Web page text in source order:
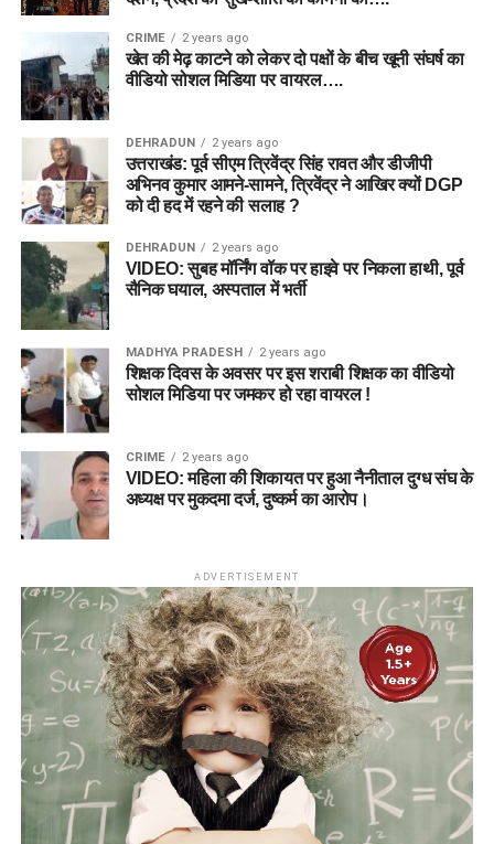
CRIME 2 years ago
खेत की मेढ़ काटने को लेकर दो पक्षों के बीच खूनी संघर्ष का
वीडियो सोशल मिडिया पर वायरल….
DEHRADUN 2 years ago
उत्तराखंड: पूर्व सीएम त्रिवेंद्र सिंह रावत और डीजीपी
अभिनव कुमार आमने-सामने, त्रिवेंद्र ने आखिर क्यों DGP
को दी हद में रहने की सलाह ?
DEHRADUN 2 years ago
VIDEO: सुबह मॉर्निंग वॉक पर हाइवे पर निकला हाथी, पूर्व
सैनिक घयाल, अस्पताल में भर्ती
MADHYA PRADESH 2 years ago
शिक्षक दिवस के अवसर पर इस शराबी शिक्षक का वीडियो
सोशल मिडिया पर जमकर हो रहा वायरल !
CRIME 2 years ago
VIDEO: महिला की शिकायत पर हुआ नैनीताल दुग्ध संघ के
अध्यक्ष पर मुकदमा दर्ज, दुष्कर्म का आरोप।
ADVERTISEMENT